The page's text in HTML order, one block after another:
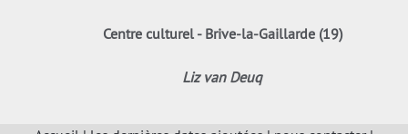
Centre culturel - Brive-la-Gaillarde (19)
Liz van Deuq